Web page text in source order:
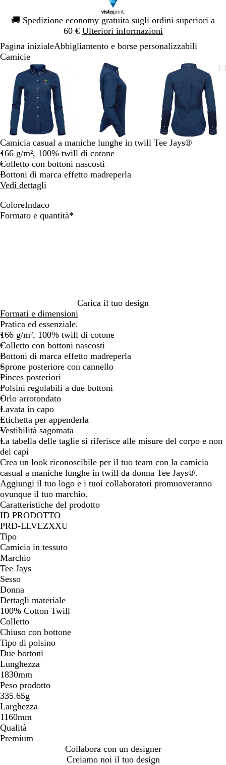
🚚 Spedizione economy gratuita sugli ordini superiori a
60 € Ulteriori informazioni
Diapositiva
1
Pagina inizialeAbbigliamento e borse personalizzabili
Camicie
L’immagine
può
essere
ingrandita
Ingrandito
a
minimo
Clicca
per
allargare
Usa
i
comandi
+
e
+
per
ingrandire
o
ridurre
e
le
per
spostarti
L’immagine
può
essere
ingrandita
Ingrandito
a
minimo
Clicca
per
allargare
Usa
comandi
e
+
per
ingrandire
o
e
essere
ingrandita
Ingrandito
minimo
Clicca
allargare
Usa
comandi
ingrandire
Diapositiva
Camicia casual a maniche lunghe in twill Tee Jays®
166 g/m², 100% twill di cotone
Colletto con bottoni nascosti
Bottoni di marca effetto madreperla
Vedi dettagli
ColoreIndaco
IFormato e quantità*
Carica il tuo design
Formati e dimensioni
Pratica ed essenziale.
166 g/m², 100% twill di cotone
Colletto con bottoni nascosti
Bottoni di marca effetto madreperla
Sprone posteriore con cannello
Pinces posteriori
Polsini regolabili a due bottoni
Orlo arrotondato
Lavata in capo
Etichetta per appenderla
Vestibilità sagomata
La tabella delle taglie si riferisce alle misure del corpo e non
dei capi
Crea un look riconoscibile per il tuo team con la camicia
casual a maniche lunghe in twill da donna Tee Jays®.
Aggiungi il tuo logo e i tuoi collaboratori promuoveranno
ovunque il tuo marchio.
Caratteristiche del prodotto
ID PRODOTTO
PRD-LLVLZXXU
Tipo
Camicia in tessuto
Marchio
Tee Jays
Sesso
Donna
Dettagli materiale
100% Cotton Twill
Colletto
Chiuso con bottone
Tipo di polsino
Due bottoni
Lunghezza
1830mm
Peso prodotto
335.65g
Larghezza
1160mm
Qualità
Premium
Collabora con un designer
Creiamo noi il tuo design